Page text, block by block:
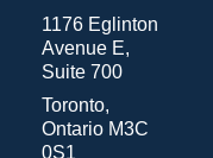
1176 Eglinton
Avenue E,
Suite 700
Toronto,
Ontario M3C
0S1